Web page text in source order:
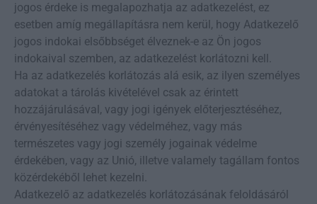
jogos érdeke is megalapozhatja az adatkezelést, ez
esetben amíg megállapításra nem kerül, hogy Adatkezelő
jogos indokai elsőbbséget élveznek-e az Ön jogos
indokaival szemben, az adatkezelést korlátozni kell.
Ha az adatkezelés korlátozás alá esik, az ilyen személyes
adatokat a tárolás kivételével csak az érintett
hozzájárulásával, vagy jogi igények előterjesztéséhez,
érvényesítéséhez vagy védelméhez, vagy más
természetes vagy jogi személy jogainak védelme
érdekében, vagy az Unió, illetve valamely tagállam fontos
közérdekéből lehet kezelni.
Adatkezelő az adatkezelés korlátozásának feloldásáról